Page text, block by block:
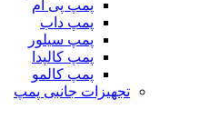
پمپ پی ام
پمپ داب
پمپ سیلور
پمپ کالپدا
پمپ کالمو
تجهیزات جانبی پمپ